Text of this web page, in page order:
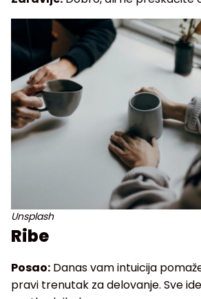
Unsplash
Ribe
Posao: Danas vam intuicija
pravi trenutak za delovanje. Sve